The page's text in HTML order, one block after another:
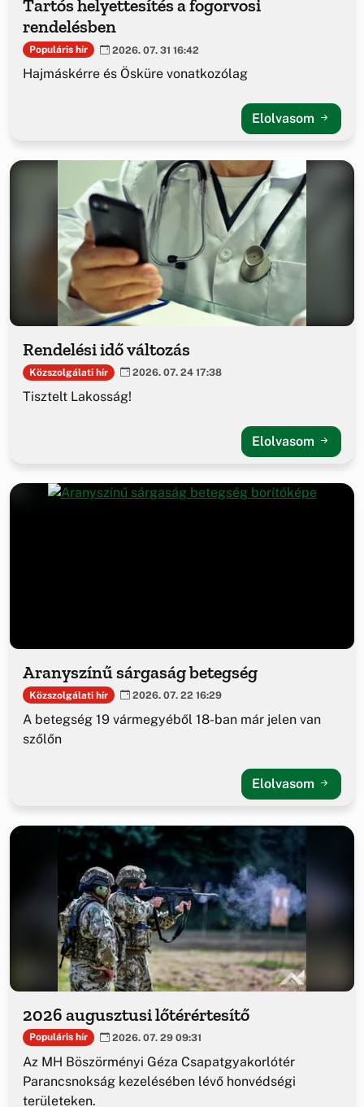
Tartós helyettesítés a fogorvosi
rendelésben
Populáris hír 2026. 07. 31 16:42
Hajmáskérre és Ösküre vonatkozólag
Elolvasom
Rendelési idő változás
Közszolgálati hír 2026. 07. 24 17:38
Tisztelt Lakosság!
Elolvasom
Aranyszínű sárgaság betegség
Közszolgálati hír 2026. 07. 22 16:29
A betegség 19 vármegyéből 18-ban már jelen van
szőlőn
Elolvasom
2026 augusztusi lőtérértesítő
Populáris hír 2026. 07. 29 09:31
Az MH Böszörményi Géza Csapatgyakorlótér
Parancsnokság kezelésében lévő honvédségi
területeken.